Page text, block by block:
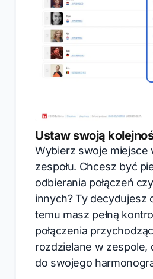
Ustaw swoją
Wybierz swoje miejsce
zespołu. Chcesz być
odbierania połączeń
innych? Ty decydujesz
temu masz pełną
połączenia
rozdzielane w zespole,
do swojego